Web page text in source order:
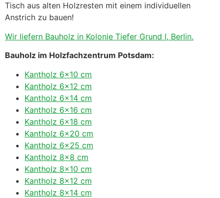
Tisch aus alten Holzresten mit einem individuellen
Anstrich zu bauen!
Wir liefern Bauholz in Kolonie Tiefer Grund I, Berlin.
Bauholz im Holzfachzentrum Potsdam:
Kantholz 6×10 cm
Kantholz 6×12 cm
Kantholz 6×14 cm
Kantholz 6×16 cm
Kantholz 6×18 cm
Kantholz 6×20 cm
Kantholz 6×25 cm
Kantholz 8×8 cm
Kantholz 8×10 cm
Kantholz 8×12 cm
Kantholz 8×14 cm